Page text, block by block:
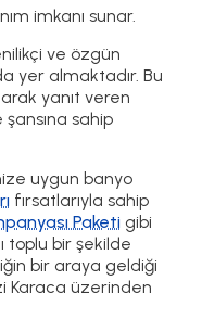
imkanı sunar.
ve özgün
yer almaktadır. Bu
yanıt veren
sahip
uygun banyo
fırsatlarıyla sahip
Paketi gibi
toplu bir şekilde
bir araya geldiği
Karaca üzerinden